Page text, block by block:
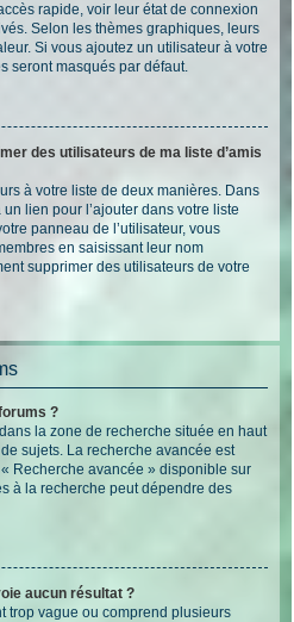
rapide, voir leur état de connexion
Selon les thèmes graphiques, leurs
Si vous ajoutez un utilisateur à votre
seront masqués par défaut.
des utilisateurs de ma liste d’amis
à votre liste de deux manières. Dans
lien pour l’ajouter dans votre liste
panneau de l’utilisateur, vous
en saisissant leur nom
supprimer des utilisateurs de votre
?
la zone de recherche située en haut
sujets. La recherche avancée est
Recherche avancée » disponible sur
à la recherche peut dépendre des
aucun résultat ?
trop vague ou comprend plusieurs